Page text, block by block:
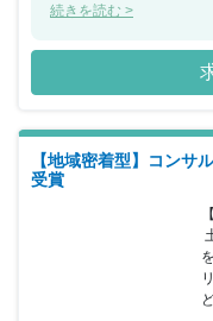
た、社員の15%が設計部
のが強みです！
続きを読む >
【地域密着型】コン
受賞